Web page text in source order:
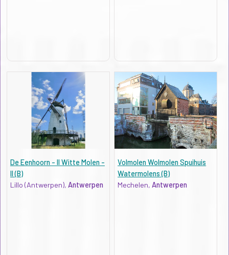
De Eenhoorn - II Witte Molen -
II (B)
Lillo (Antwerpen), Antwerpen
Volmolen Wolmolen Spuihuis
Watermolens (B)
Mechelen,Antwerpen